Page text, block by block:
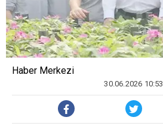
Haber Merkezi
30.06.2026 10:53